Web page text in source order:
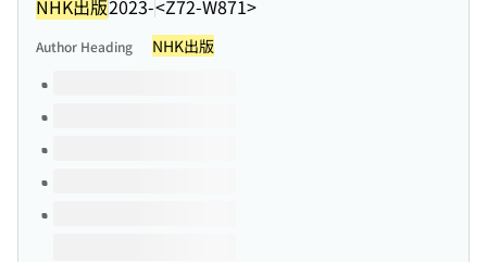
NHK出版2023-<Z72-W871>
Author Heading NHK出版
Volumes of this title